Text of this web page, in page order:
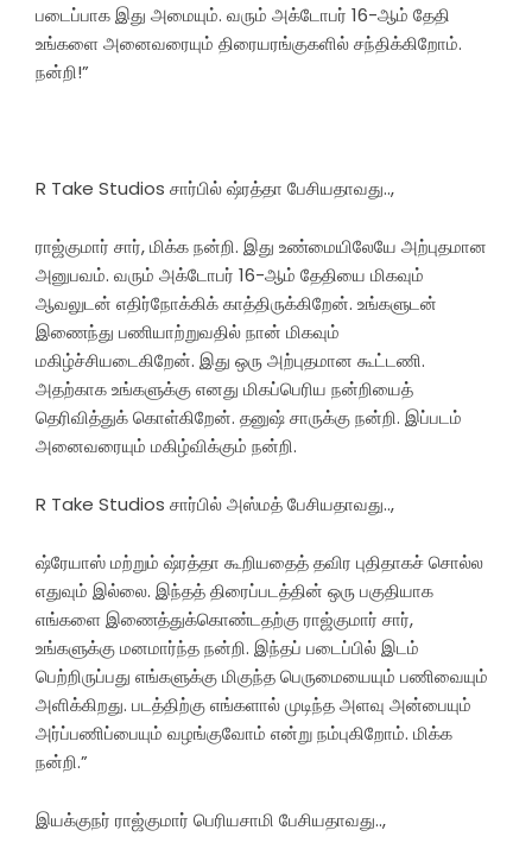
படைப்பாக இது அமையும். வரும் அக்டோபர் 16-ஆம் தேதி
உங்களை அனைவரையும் திரையரங்குகளில் சந்திக்கிறோம்.
நன்றி!”
R Take Studios சார்பில் ஷ்ரத்தா பேசியதாவது..,
ராஜ்குமார் சார், மிக்க நன்றி. இது உண்மையிலேயே அற்புதமான
அனுபவம். வரும் அக்டோபர் 16-ஆம் தேதியை மிகவும்
ஆவலுடன் எதிர்நோக்கிக் காத்திருக்கிறேன். உங்களுடன்
இணைந்து பணியாற்றுவதில் நான் மிகவும்
மகிழ்ச்சியடைகிறேன். இது ஒரு அற்புதமான கூட்டணி.
அதற்காக உங்களுக்கு எனது மிகப்பெரிய நன்றியைத்
தெரிவித்துக் கொள்கிறேன். தனுஷ் சாருக்கு நன்றி. இப்படம்
அனைவரையும் மகிழ்விக்கும் நன்றி.
R Take Studios சார்பில் அஸ்மத் பேசியதாவது..,
ஷ்ரேயாஸ் மற்றும் ஷ்ரத்தா கூறியதைத் தவிர புதிதாகச் சொல்ல
எதுவும் இல்லை. இந்தத் திரைப்படத்தின் ஒரு பகுதியாக
எங்களை இணைத்துக்கொண்டதற்கு ராஜ்குமார் சார்,
உங்களுக்கு மனமார்ந்த நன்றி. இந்தப் படைப்பில் இடம்
பெற்றிருப்பது எங்களுக்கு மிகுந்த பெருமையையும் பணிவையும்
அளிக்கிறது. படத்திற்கு எங்களால் முடிந்த அளவு அன்பையும்
அர்ப்பணிப்பையும் வழங்குவோம் என்று நம்புகிறோம். மிக்க
நன்றி.”
இயக்குநர் ராஜ்குமார் பெரியசாமி பேசியதாவது..,